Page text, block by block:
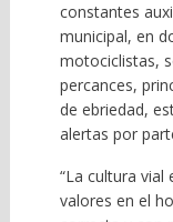
constantes
municipal, en
motociclistas,
percances,
de ebriedad,
alertas por
“La cultura
valores en el